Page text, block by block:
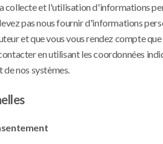
et l'utilisation d'informations
pas nous fournir d'informations
et que vous vous rendez compte
en utilisant les coordonnées
nos systèmes.